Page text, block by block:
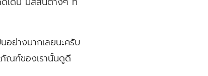
อย่างมากเลยนะครับ
ภัณฑ์ของเรานั้นดูดี